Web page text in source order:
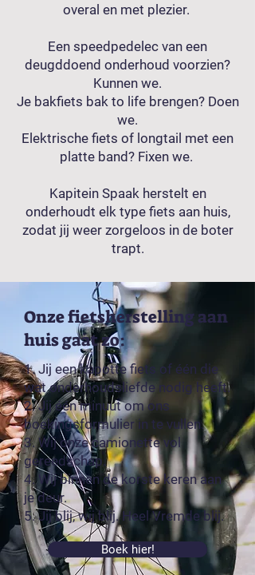
overal en met plezier.
Een speedpedelec van een
deugddoend onderhoud voorzien?
Kunnen we.
Je bakfiets bak to life brengen? Doen
we.
Elektrische fiets of longtail met een
platte band? Fixen we.
Kapitein Spaak herstelt en
onderhoudt elk type fiets aan huis,
zodat jij weer zorgeloos in de boter
trapt.
Onze fietsherstelling aan
huis gaat zo:
1. Jij een kapotte fiets of één die
wat onderhoudsliefde nodig heeft.
2. Jij één minuut om ons
boekingsformulier in te vullen.
3. Wij onze camionette vol
gereedschap.
4. Wij binnen de korste keren aan
je deur.
5. Jij blij, wij blij. Heel Vremde blij.
Boek hier!